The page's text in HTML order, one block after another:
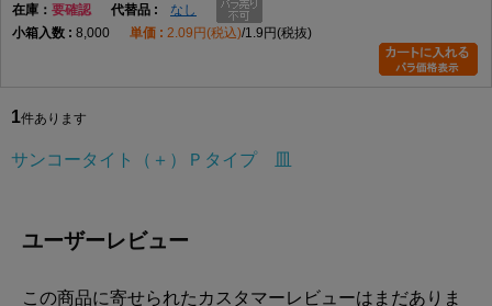
在庫
要確認
なし
8,000
2.09円(税込) 1.9円(税抜)
1件あります
サンコータイト（＋）Ｐタイプ 皿
ユーザーレビュー
この商品に寄せられたカスタマーレビューはまだありま